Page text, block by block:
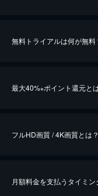
無料トライアルは何が無料
最大40%※ポイント還元と
※40％ポイント還元の対象は、
iOSアプリのUコイン決済に
フルHD画質 / 4K画質とは？
月額料金を支払うタイミン